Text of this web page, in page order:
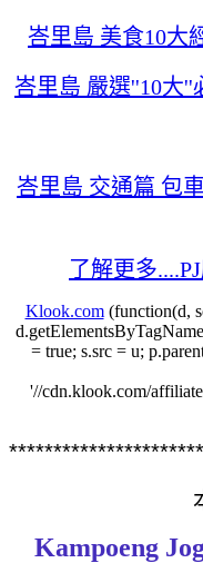
峇里島 美食10大
峇里島 嚴選''10大''
峇里島 交通篇 包
了解更多
Klook.com(function(d,
= true; s.src = u;
'//cdn.klook.com/
Kampoeng